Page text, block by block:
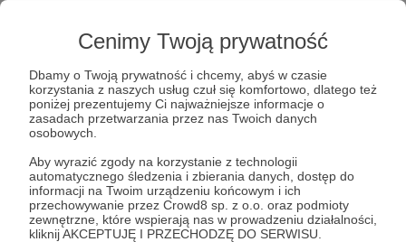
Cenimy Twoją prywatność
Dbamy o Twoją prywatność i chcemy, abyś w czasie
korzystania z naszych usług czuł się komfortowo, dlatego też
poniżej prezentujemy Ci najważniejsze informacje o
zasadach przetwarzania przez nas Twoich danych
osobowych.
Aby wyrazić zgody na korzystanie z technologii
automatycznego śledzenia i zbierania danych, dostęp do
informacji na Twoim urządzeniu końcowym i ich
przechowywanie przez Crowd8 sp. z o.o. oraz podmioty
zewnętrzne, które wspierają nas w prowadzeniu działalności,
kliknij AKCEPTUJĘ I PRZECHODZĘ DO SERWISU.
Dołącz do grona Patronów!
Wesprzyj działalność AutoraFundacja Twoja Pasja
już teraz!